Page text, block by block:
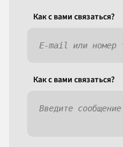
Как c вами связаться?
Как c вами связаться?